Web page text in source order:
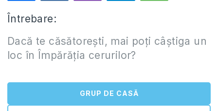
Întrebare:
Dacă te căsătoreşti, mai poţi câştiga un
loc în Împărăţia cerurilor?
GRUP DE CASĂ